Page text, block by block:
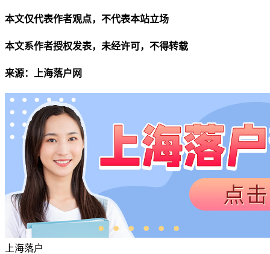
本文仅代表作者观点，不代表本站立场
本文系作者授权发表，未经许可，不得转载
来源：上海落户网
上海落户